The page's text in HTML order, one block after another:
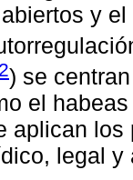
y
) se
el
aplican
legal y